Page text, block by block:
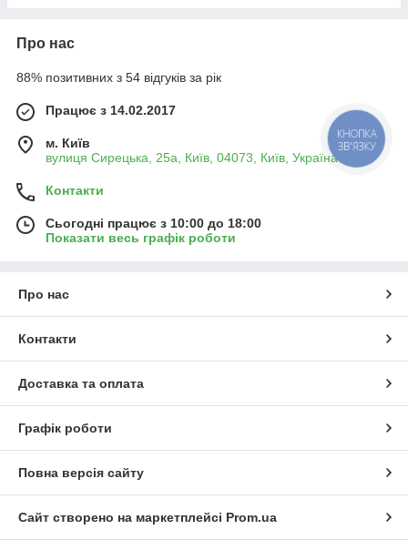
Про нас
88% позитивних з 54 відгуків за рік
Працює з 14.02.2017
м. Київ
вулиця Сирецька, 25а, Київ, 04073, Київ, Україна
Контакти
Сьогодні працює з 10:00 до 18:00
Показати весь графік роботи
Про нас
Контакти
Доставка та оплата
Графік роботи
Повна версія сайту
Сайт створено на маркетплейсі Prom.ua
КНОПКА
ЗВ'ЯЗКУ